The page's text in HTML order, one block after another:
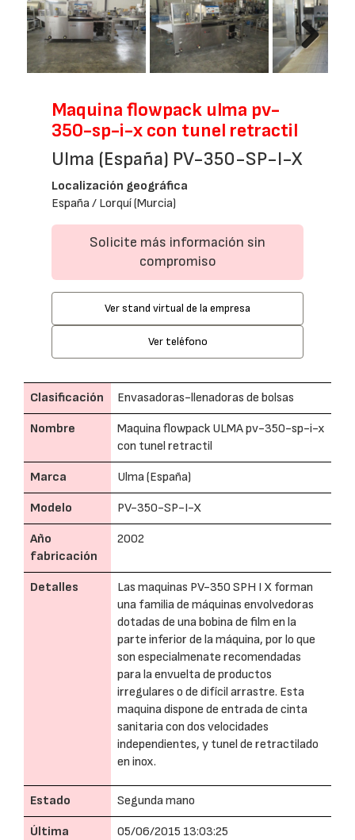
Next
Maquina flowpack ulma pv-
350-sp-i-x con tunel retractil
Ulma (España) PV-350-SP-I-X
Localización geográfica
España / Lorquí (Murcia)
Solicite más información sin
compromiso
Ver stand virtual de la empresa
Ver teléfono
Clasificación Envasadoras-llenadoras de bolsas
Nombre
Maquina flowpack ULMA pv-350-sp-i-x
con tunel retractil
Marca Ulma (España)
Modelo PV-350-SP-I-X
Año
fabricación
2002
Detalles
Las maquinas PV-350 SPH I X forman
una familia de máquinas envolvedoras
dotadas de una bobina de film en la
parte inferior de la máquina, por lo que
son especialmenate recomendadas
para la envuelta de productos
irregulares o de difícil arrastre. Esta
maquina dispone de entrada de cinta
sanitaria con dos velocidades
independientes, y tunel de retractilado
en inox.
Estado Segunda mano
Última
05/06/2015 13:03:25